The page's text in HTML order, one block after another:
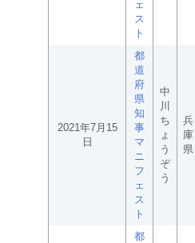
ェ
ス
ト
2021年7月15
日
都
道
府
県
知
事
マ
ニ
フ
ェ
ス
ト
中
川
ち
ょ
う
ぞ
う
兵
庫
県
都